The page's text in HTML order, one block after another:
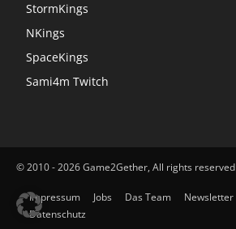
StormKings
NKings
SpaceKings
Sami4m Twitch
© 2010 - 2026 Game2Gether, All rights reserved
Impressum Jobs Das Team Newsletter
Datenschutz